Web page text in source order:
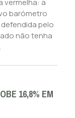
vermelha: a
barómetro
pelo
não tenha
16,8% EM